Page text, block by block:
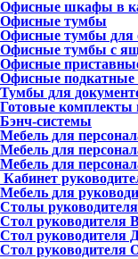
Офисные шкафы в
Офисные тумбы
Офисные тумбы для
Офисные тумбы с
Офисные
Офисные
Тумбы для
Готовые комплекты
Бэнч-системы
Мебель для
Мебель для
Мебель для
Кабинет
Мебель для
Столы руководителя
Стол руководителя
Стол руководителя
Стол руководителя